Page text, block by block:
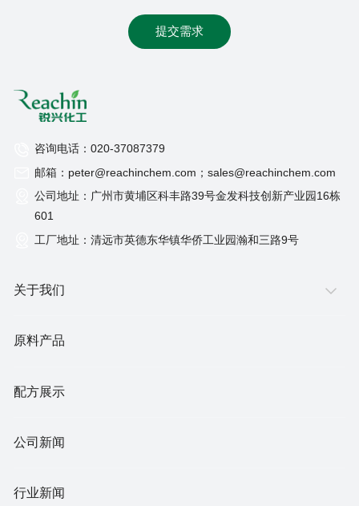
提交需求
咨询电话：020-37087379
邮箱：peter@reachinchem.com；sales@reachinchem.com
公司地址：广州市黄埔区科丰路39号金发科技创新产业园16栋
601
工厂地址：清远市英德东华镇华侨工业园瀚和三路9号
关于我们
原料产品
配方展示
公司新闻
行业新闻